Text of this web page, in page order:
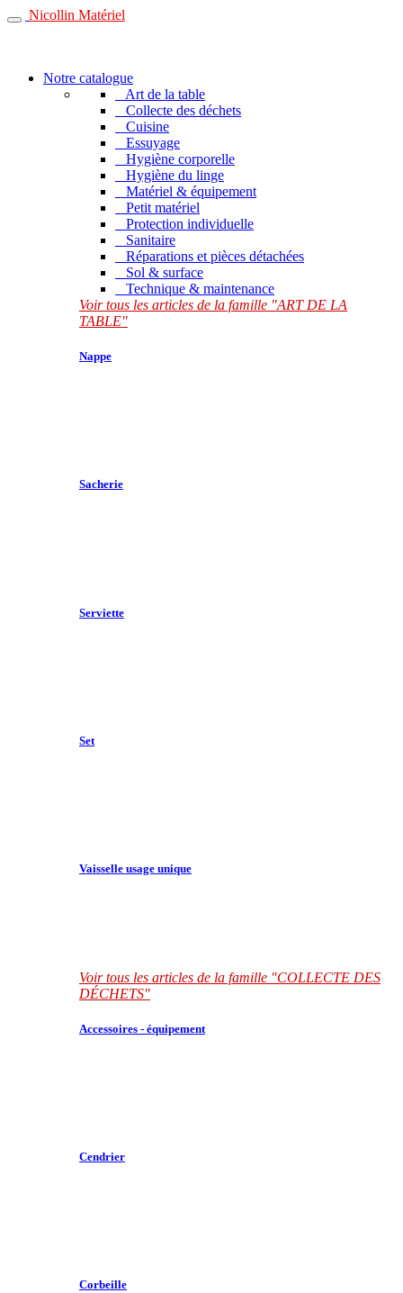
Nicollin Matériel
Notre catalogue
Art de la table
Collecte des déchets
Cuisine
Essuyage
Hygiène corporelle
Hygiène du linge
Matériel & équipement
Petit matériel
Protection individuelle
Sanitaire
Réparations et pièces détachées
Sol & surface
Technique & maintenance
Voir tous les articles de la famille "ART DE LA
TABLE"
Nappe
Sacherie
Serviette
Set
Vaisselle usage unique
Voir tous les articles de la famille "COLLECTE DES
DÉCHETS"
Accessoires - équipement
Cendrier
Corbeille